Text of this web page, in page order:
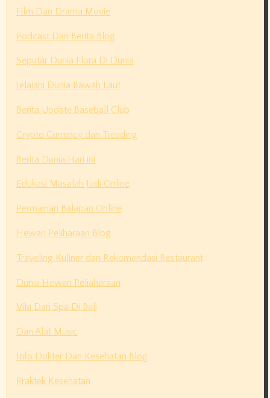
Film Dan Drama Movie
Podcast Dan Berita Blog
Seputar Dunia Flora Di Dunia
Jelajahi Dunia Bawah Laut
Berita Update Baseball Club
Crypto Currency dan Treading
Berita Dunia Hari ini
Edukasi Masalah Judi Online
Permainan Balapan Online
Hewan Peliharaan Blog
Traveling Kuliner dan Rekomendasi Restaurant
Dunia Hewan Peliaharaan
Vila Dan Spa Di Bali
Dan Alat Music
Info Dokter Dan Kesehatan Blog
Praktek Kesehatan